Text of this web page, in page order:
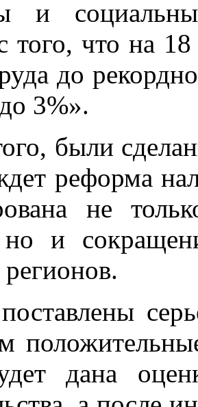
и
того, что на
до
3%».
были
реформа
не
и
дана